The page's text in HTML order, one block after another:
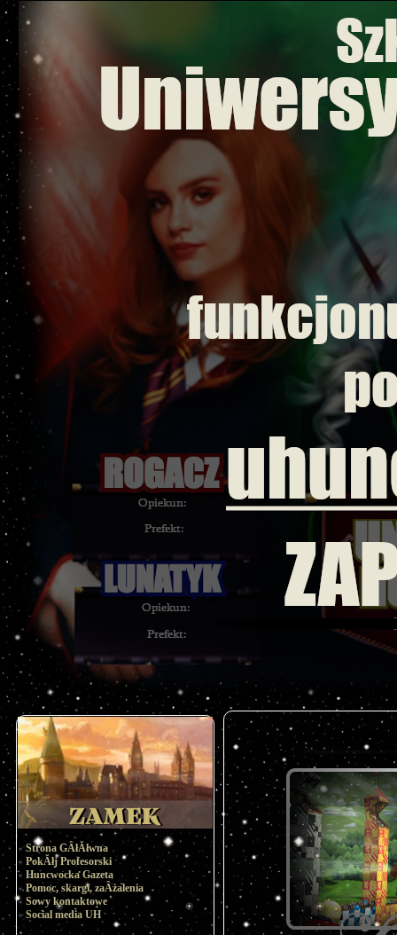
Strona GÂłĂłwna
PokĂłj Profesorski
Huncwocka Gazeta
Pomoc, skargi, zaÂżalenia
Sowy kontaktowe
Social media UH